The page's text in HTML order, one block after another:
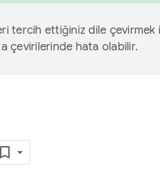
tercih ettiğiniz dile çevirmek
çevirilerinde hata olabilir.